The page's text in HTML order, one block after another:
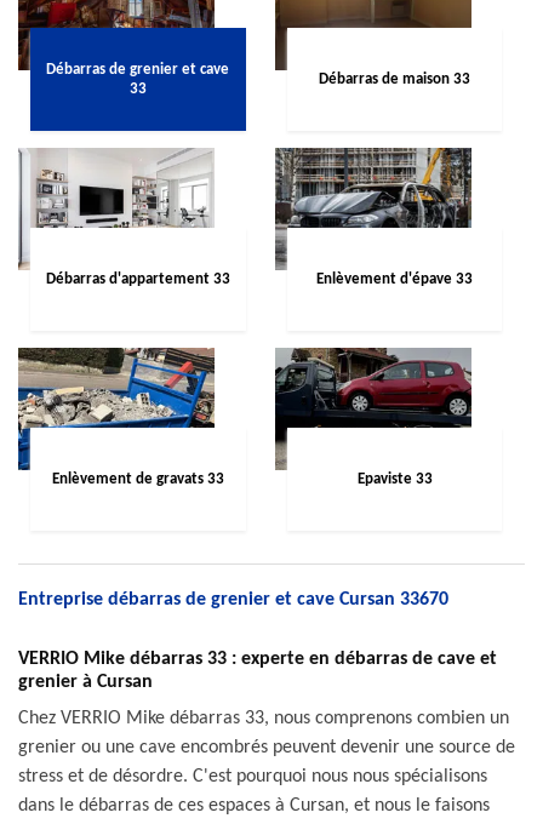
Débarras de grenier et cave
33
Débarras de maison 33
Débarras d'appartement 33 Enlèvement d'épave 33
Enlèvement de gravats 33 Epaviste 33
Entreprise débarras de grenier et cave Cursan 33670
VERRIO Mike débarras 33 : experte en débarras de cave et
grenier à Cursan
Chez VERRIO Mike débarras 33, nous comprenons combien un
grenier ou une cave encombrés peuvent devenir une source de
stress et de désordre. C'est pourquoi nous nous spécialisons
dans le débarras de ces espaces à Cursan, et nous le faisons